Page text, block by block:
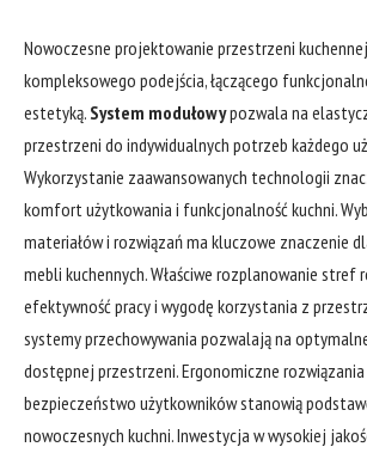
Nowoczesne projektowanie przestrzeni
kompleksowego podejścia, łączącego
estetyką. System modułowypozwala na
przestrzeni do indywidualnych potrzeb każdego
Wykorzystanie zaawansowanych technologii
komfort użytkowania i funkcjonalność kuchni.
materiałów i rozwiązań ma kluczowe znaczenie
mebli kuchennych. Właściwe rozplanowanie stref
efektywność pracy i wygodę korzystania z
systemy przechowywania pozwalają na
dostępnej przestrzeni. Ergonomiczne rozwiązania
bezpieczeństwo użytkowników stanowią
nowoczesnych kuchni. Inwestycja w wysokiej